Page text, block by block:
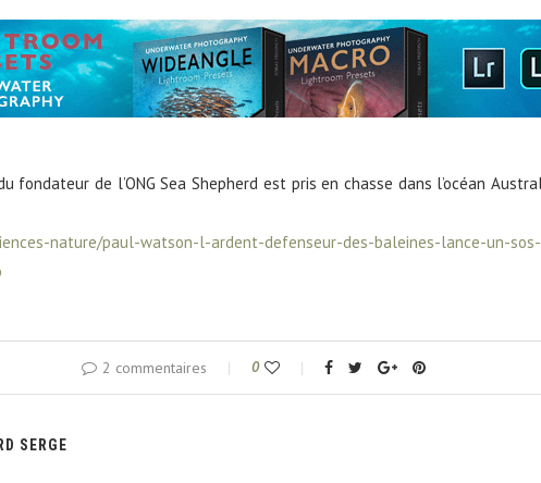
du fondateur de l’ONG Sea Shepherd est pris en chasse dans l’océan
nature/paul-watson-l-ardent-defenseur-des-baleines-lance-un-
2 commentaires 0
SERGE